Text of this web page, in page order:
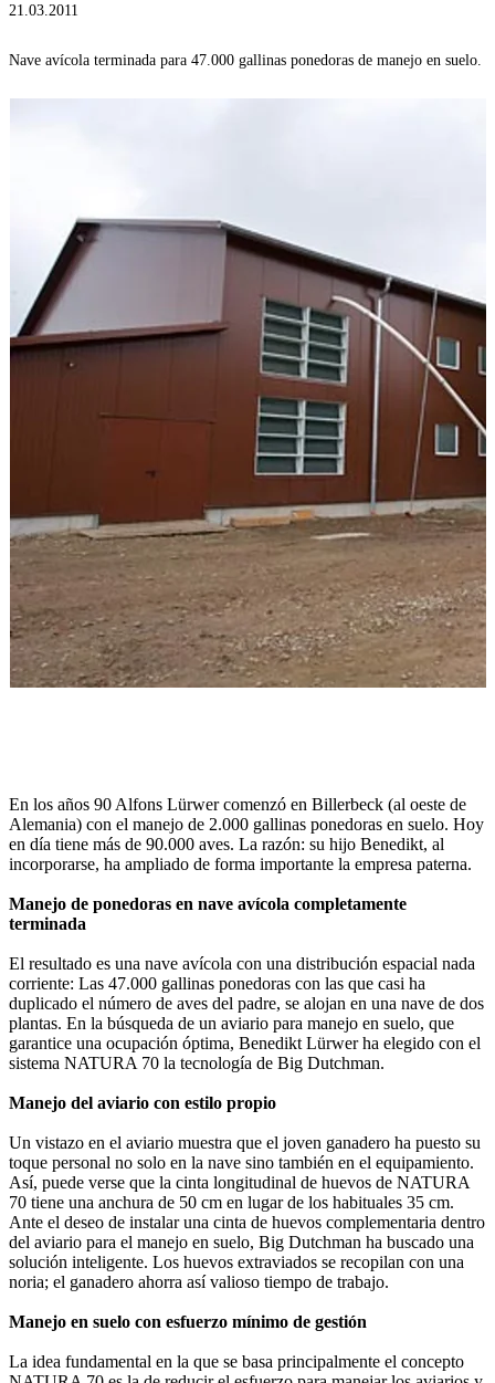
21.03.2011
Nave avícola terminada para 47.000 gallinas ponedoras de manejo en suelo.
En los años 90 Alfons Lürwer comenzó en Billerbeck (al oeste de
Alemania) con el manejo de 2.000 gallinas ponedoras en suelo. Hoy
en día tiene más de 90.000 aves. La razón: su hijo Benedikt, al
incorporarse, ha ampliado de forma importante la empresa paterna.
Manejo de ponedoras en nave avícola completamente
terminada
El resultado es una nave avícola con una distribución espacial nada
corriente: Las 47.000 gallinas ponedoras con las que casi ha
duplicado el número de aves del padre, se alojan en una nave de dos
plantas. En la búsqueda de un aviario para manejo en suelo, que
garantice una ocupación óptima, Benedikt Lürwer ha elegido con el
sistema NATURA 70 la tecnología de Big Dutchman.
Manejo del aviario con estilo propio
Un vistazo en el aviario muestra que el joven ganadero ha puesto su
toque personal no solo en la nave sino también en el equipamiento.
Así, puede verse que la cinta longitudinal de huevos de NATURA
70 tiene una anchura de 50 cm en lugar de los habituales 35 cm.
Ante el deseo de instalar una cinta de huevos complementaria dentro
del aviario para el manejo en suelo, Big Dutchman ha buscado una
solución inteligente. Los huevos extraviados se recopilan con una
noria; el ganadero ahorra así valioso tiempo de trabajo.
Manejo en suelo con esfuerzo mínimo de gestión
La idea fundamental en la que se basa principalmente el concepto